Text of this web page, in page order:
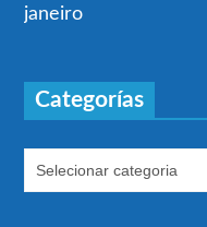
janeiro
Categorías